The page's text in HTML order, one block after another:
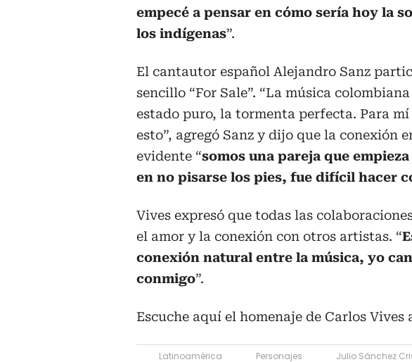
empecé a pensar en cómo sería hoy la
los indígenas”.
El cantautor español Alejandro Sanz
sencillo “For Sale”. “La música
estado puro, la tormenta perfecta. Para
esto”, agregó Sanz y dijo que la conexión
evidente “somos una pareja que
en no pisarse los pies, fue difícil hacer
Vives expresó que todas las
el amor y la conexión con otros artistas. “
conexión natural entre la música, yo
conmigo”.
Escuche aquí el homenaje de Carlos Vives
Latinoamérica Personajes Julio Sánchez